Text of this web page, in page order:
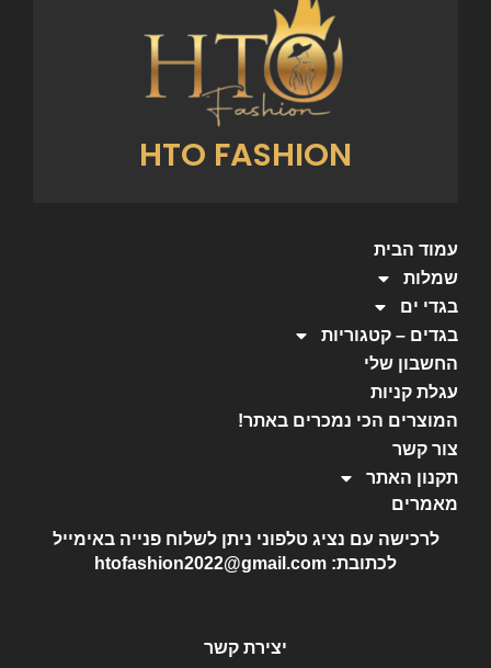
HTO FASHION
עמוד הבית
שמלות
בגדי ים
בגדים – קטגוריות
החשבון שלי
עגלת קניות
המוצרים הכי נמכרים באתר!
צור קשר
תקנון האתר
מאמרים
לרכישה עם נציג טלפוני ניתן לשלוח פנייה באימייל
לכתובת: htofashion2022@gmail.com
יצירת קשר